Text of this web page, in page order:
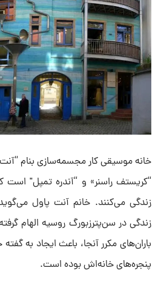
خانه موسیقی کار مجسمه‌سازی بنام “آنت
“کریستف راسنر» و “آندره تمپل"
زندگی می‌کنند. خانم آنت پاول
زندگی در سن‌پترزبورگ روسیه الهام
باران‌های مکرر آنجا، باعث ایجاد به
پنجره‌های خانه‌اش بوده است.